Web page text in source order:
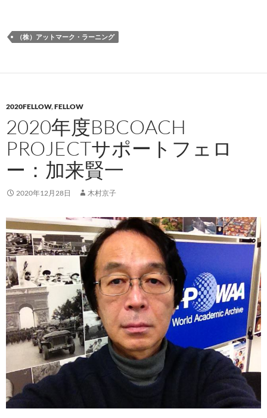
（株）アットマーク・ラーニング
2020FELLOW,FELLOW
2020年度BBCOACH
PROJECTサポートフェロ
ー：加来賢一
2020年12月28日 木村京子